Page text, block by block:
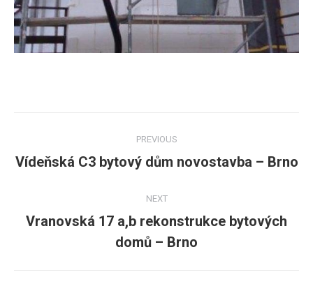
navigation
PREVIOUS
Previous
Vídeňská C3 bytový dům novostavba – Brno
NEXT
Next
post:
Vranovská 17 a,b rekonstrukce bytových
domů – Brno